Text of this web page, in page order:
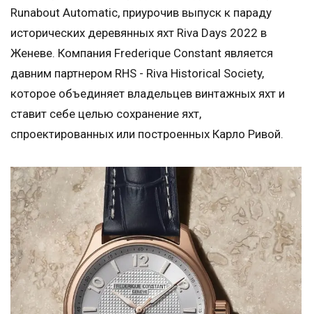
Runabout Automatic, приурочив выпуск к параду
исторических деревянных яхт Riva Days 2022 в
Женеве. Компания Frederique Constant является
давним партнером RHS - Riva Historical Society,
которое объединяет владельцев винтажных яхт и
ставит себе целью сохранение яхт,
спроектированных или построенных Карло Ривой.